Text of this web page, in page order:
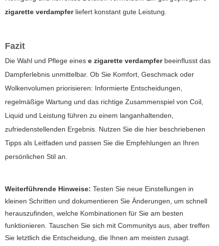
zigarette verdampferliefert konstant gute Leistung.
Fazit
Die Wahl und Pflege eines e zigarette verdampferbeeinflusst das
Dampferlebnis unmittelbar. Ob Sie Komfort, Geschmack oder
Wolkenvolumen priorisieren: Informierte Entscheidungen,
regelmäßige Wartung und das richtige Zusammenspiel von Coil,
Liquid und Leistung führen zu einem langanhaltenden,
zufriedenstellenden Ergebnis. Nutzen Sie die hier beschriebenen
Tipps als Leitfaden und passen Sie die Empfehlungen an Ihren
persönlichen Stil an.
Weiterführende Hinweise: Testen Sie neue Einstellungen in
kleinen Schritten und dokumentieren Sie Änderungen, um schnell
herauszufinden, welche Kombinationen für Sie am besten
funktionieren. Tauschen Sie sich mit Communitys aus, aber treffen
Sie letztlich die Entscheidung, die Ihnen am meisten zusagt.